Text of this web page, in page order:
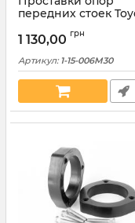
передних стоек
006М30)
1 130,00 грн
Артикул: 1-15-006M30